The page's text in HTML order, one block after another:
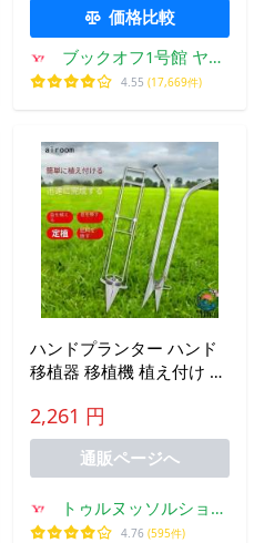
価格比較
ブックオフ1号館 ヤフ
ーショッピング店
4.55 (17,669件)
ハンドプランター ハンド
移植器 移植機 植え付け 育
植栽培 簡単 ガーデニング
家庭菜園 穴あけ器 使いや
すい おすすめ
2,261 円
通販ページへ
トゥルヌッソルショッ
プ
4.76 (595件)